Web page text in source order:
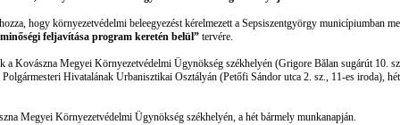
hogy környezetvédelmi beleegyezést kérelmezett a Sepsiszentgyörgy municípiumban
feljavítása program keretén belül” tervére.
Kovászna Megyei Környezetvédelmi Ügynökség székhelyén (Grigore Bălan sugárút 10.
Hivatalának Urbanisztikai Osztályán (Petőfi Sándor utca 2. sz., 11-es iroda),
Megyei Környezetvédelmi Ügynökség székhelyén, a hét bármely munkanapján.